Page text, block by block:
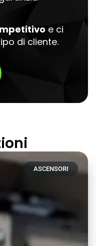
e ci
di cliente.
ASCENSORI